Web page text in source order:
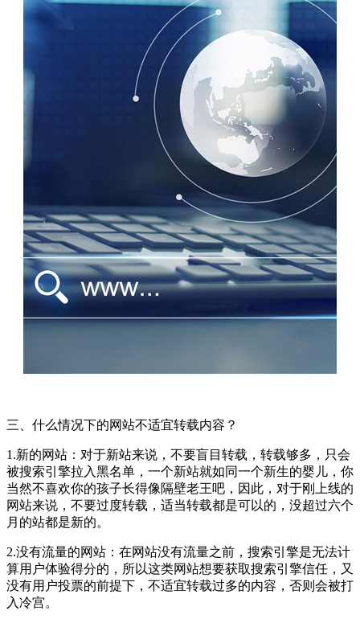
三、什么情况下的网站不适宜转载内容？
1.新的网站：对于新站来说，不要盲目转载，转载够多，只会
被搜索引擎拉入黑名单，一个新站就如同一个新生的婴儿，你
当然不喜欢你的孩子长得像隔壁老王吧，因此，对于刚上线的
网站来说，不要过度转载，适当转载都是可以的，没超过六个
月的站都是新的。
2.没有流量的网站：在网站没有流量之前，搜索引擎是无法计
算用户体验得分的，所以这类网站想要获取搜索引擎信任，又
没有用户投票的前提下，不适宜转载过多的内容，否则会被打
入冷宫。